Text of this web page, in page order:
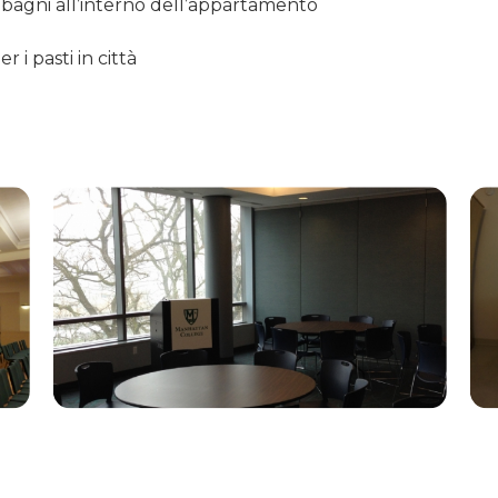
all’interno dell’appartamento
i pasti in città